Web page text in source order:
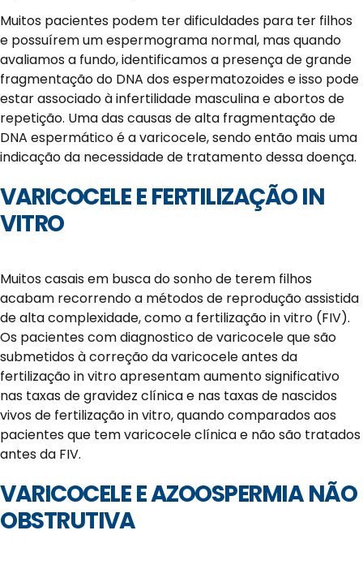
Muitos pacientes podem ter dificuldades para ter filhos
e possuírem um espermograma normal, mas quando
avaliamos a fundo, identificamos a presença de grande
fragmentação do DNA dos espermatozoides e isso pode
estar associado à infertilidade masculina e abortos de
repetição. Uma das causas de alta fragmentação de
DNA espermático é a varicocele, sendo então mais uma
indicação da necessidade de tratamento dessa doença.
VARICOCELE E FERTILIZAÇÃO IN
VITRO
Muitos casais em busca do sonho de terem filhos
acabam recorrendo a métodos de reprodução assistida
de alta complexidade, como a fertilização in vitro (FIV).
Os pacientes com diagnostico de varicocele que são
submetidos à correção da varicocele antes da
fertilização in vitro apresentam aumento significativo
nas taxas de gravidez clínica e nas taxas de nascidos
vivos de fertilização in vitro, quando comparados aos
pacientes que tem varicocele clínica e não são tratados
antes da FIV.
VARICOCELE E AZOOSPERMIA NÃO
OBSTRUTIVA